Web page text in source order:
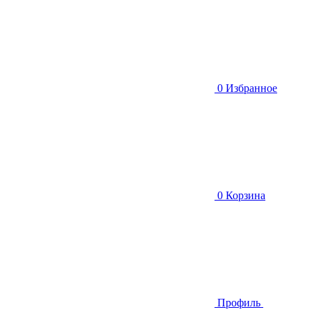
0 Избранное
0 Корзина
Профиль